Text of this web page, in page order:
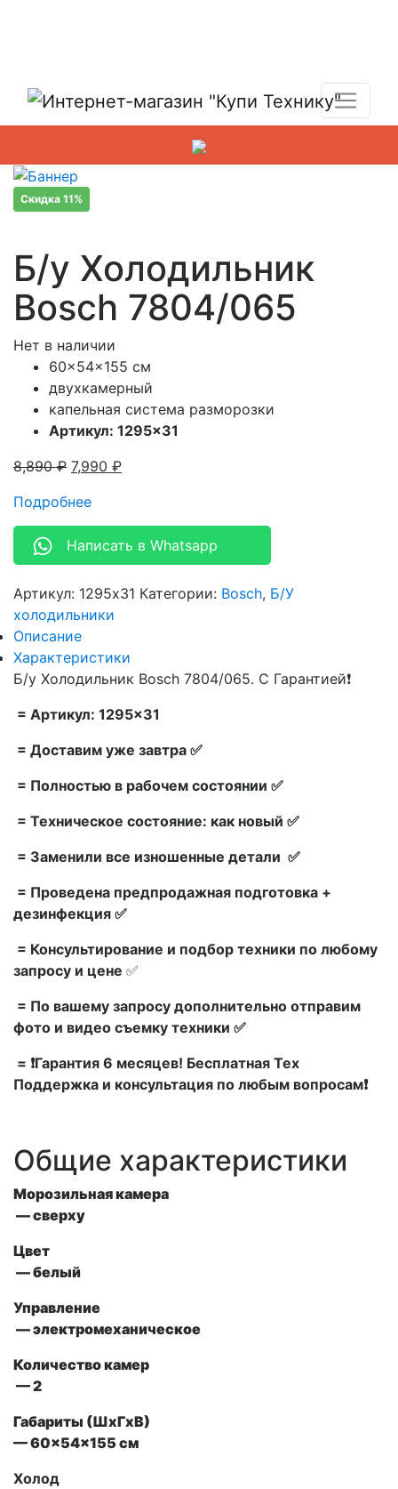
Скидка 11%
Б/у Холодильник
Bosch 7804/065
Нет в наличии
60x54x155 см
двухкамерный
капельная система разморозки
Артикул: 1295×31
8,890₽ 7,990 ₽
Подробнее
Написать в Whatsapp
Артикул: 1295x31 Категории: Bosch, Б/У
холодильники
Описание
Характеристики
Б/у Холодильник Bosch 7804/065. С Гарантией❗
= Артикул: 1295×31
= Доставим уже завтра ✅
= Полностью в рабочем состоянии ✅
= Техническое состояние: как новый ✅
= Заменили все изношенные детали ✅
= Проведена предпродажная подготовка +
дезинфекция ✅
= Консультирование и подбор техники по любому
запросу и цене ✅
= По вашему запросу дополнительно отправим
фото и видео съемку техники ✅
= ❗Гарантия 6 месяцев! Бесплатная Тех
Поддержка и консультация по любым вопросам❗
Общие характеристики
Морозильная камера
— сверху
Цвет
— белый
Управление
— электромеханическое
Количество камер
— 2
Габариты (ШxГxВ)
— 60x54x155 см
Холод